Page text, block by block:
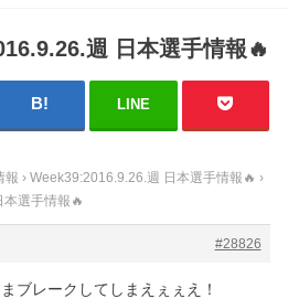
週 日本選手情報🔥
LINE
報 › Week39:2016.9.26.週 日本選手情報🔥 ›
選手情報🔥
#28826
ブレークしてしまえぇぇえ！